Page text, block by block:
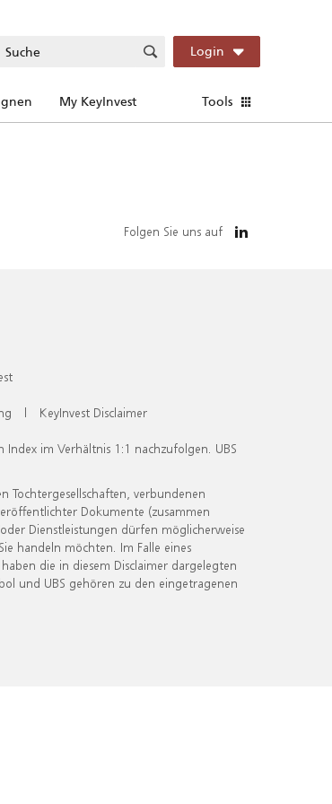
Login
My KeyInvest Tools
Folgen Sie uns auf
| KeyInvest Disclaimer
im Verhältnis 1:1 nachzufolgen. UBS
verbundenen
Dokumente (zusammen
Dienstleistungen dürfen möglicherweise
handeln möchten. Im Falle eines
die in diesem Disclaimer dargelegten
und UBS gehören zu den eingetragenen